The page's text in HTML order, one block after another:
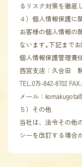
るリスク対策を徹底
４）個人情報保護に
お客様の個人情報の
ないます｡下記まで
個人情報保護管理責
西宮支店：久合田
TEL.079-842-8702
メール：
５）その他
当社は、法令その他
シーを改訂する場合